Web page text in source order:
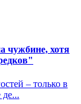
хотя
– только в